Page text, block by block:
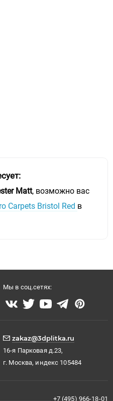
Matt, возможно вас
Carpets Bristol Red в
Мы в соц.сетях:
zakaz@3dplitka.ru
16-я Парковая д.23,
г. Москва, индекс 105484
+7 (495) 966-18-01